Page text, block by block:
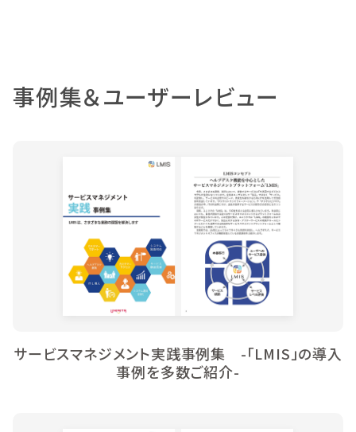
事例集＆ユーザーレビュー
サービスマネジメント実践事例集 -「LMIS」の導入
事例を多数ご紹介-